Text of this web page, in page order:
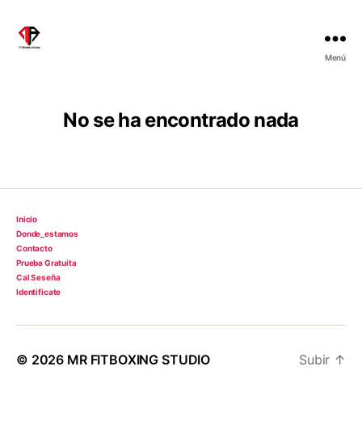
Menú
No se ha encontrado nada
Inicio
Donde_estamos
Contacto
Prueba Gratuita
Cal Seseña
Identificate
© 2026 MR FITBOXING STUDIO Subir ↑